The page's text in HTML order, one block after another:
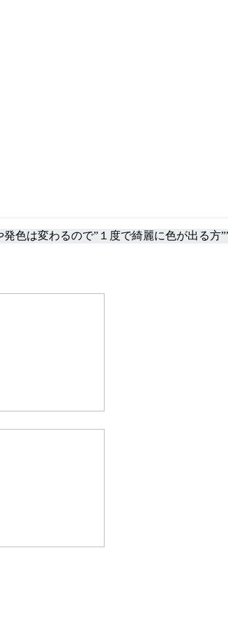
色は変わるので”１度で綺麗に色が出る方